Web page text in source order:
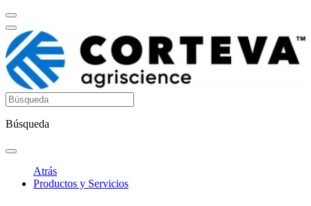
Búsqueda
Atrás
Productos y Servicios